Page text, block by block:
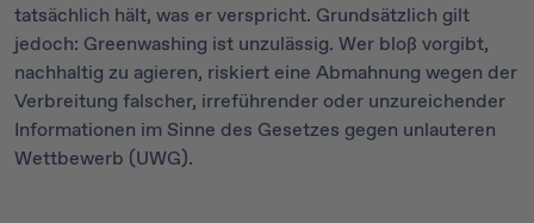
tatsächlich hält, was er verspricht. Grundsätzlich gilt
jedoch: Greenwashing ist unzulässig. Wer bloß vorgibt,
nachhaltig zu agieren, riskiert eine Abmahnung wegen der
Verbreitung falscher, irreführender oder unzureichender
Informationen im Sinne des Gesetzes gegen unlauteren
Wettbewerb (UWG).